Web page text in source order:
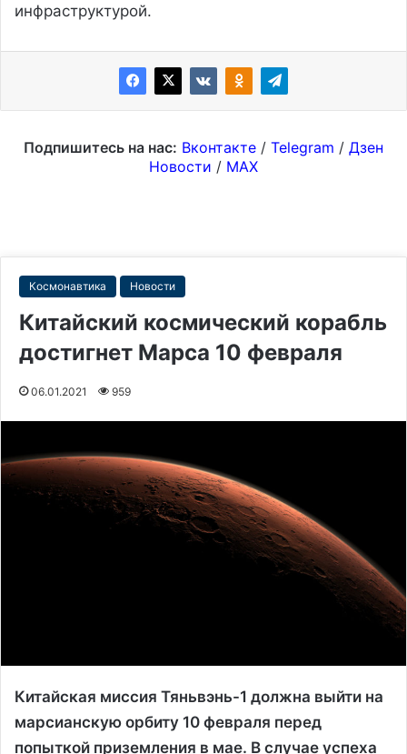
инфраструктурой.
Подпишитесь на нас: Вконтакте / Telegram / Дзен
Новости / MAX